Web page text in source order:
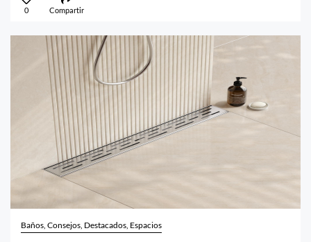
0 Compartir
Baños, Consejos, Destacados, Espacios